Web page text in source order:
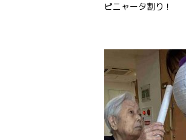
ピニャータ割り！